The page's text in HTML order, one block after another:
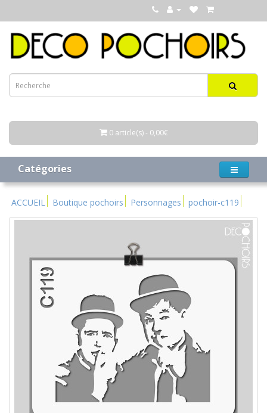
0 article(s) - 0,00€
Catégories
ACCUEIL Boutique pochoirs Personnages pochoir-c119